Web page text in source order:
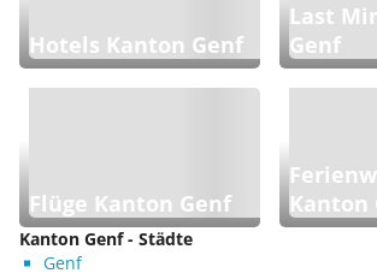
Hotels Kanton Genf
Last
Genf
Flüge Kanton Genf
Kanton
Kanton Genf - Städte
Genf